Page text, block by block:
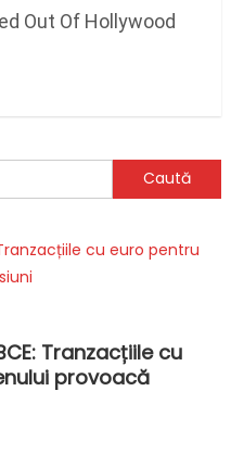
Tranzacțiile cu
provoacă